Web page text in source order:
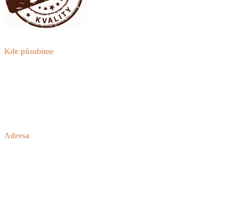
Kde působíme
Adresa